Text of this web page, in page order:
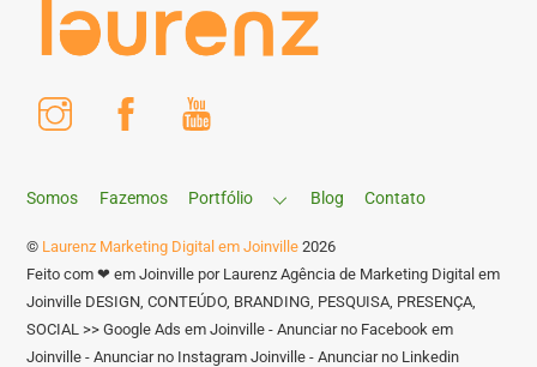
Instagram Facebook
Somos Fazemos Portfólio Blog Contato
© Laurenz Marketing Digital em Joinville 2026
Feito com ❤ em Joinville por Laurenz Agência de Marketing Digital em
Joinville DESIGN, CONTEÚDO, BRANDING, PESQUISA, PRESENÇA,
SOCIAL >> Google Ads em Joinville - Anunciar no Facebook em
Joinville - Anunciar no Instagram Joinville - Anunciar no Linkedin